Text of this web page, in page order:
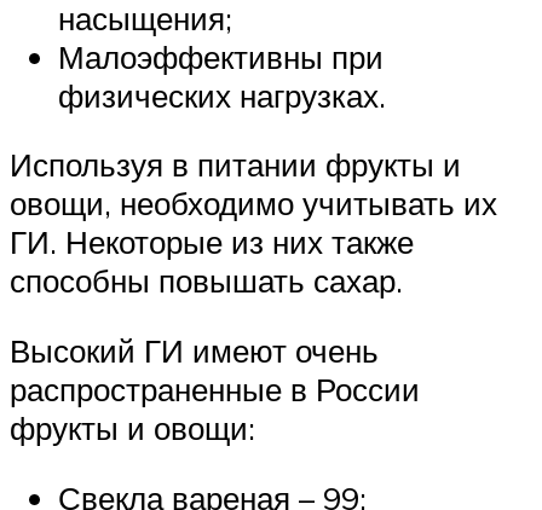
насыщения;
Малоэффективны при
физических нагрузках.
Используя в питании фрукты и
овощи, необходимо учитывать их
ГИ. Некоторые из них также
способны повышать сахар.
Высокий ГИ имеют очень
распространенные в России
фрукты и овощи:
Свекла вареная – 99;